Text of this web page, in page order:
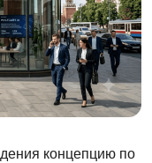
концепцию по